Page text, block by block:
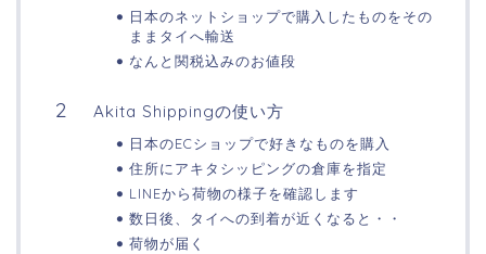
日本のネットショップで購入したものをその
ままタイへ輸送
なんと関税込みのお値段
Akita Shippingの使い方
日本のECショップで好きなものを購入
住所にアキタシッピングの倉庫を指定
LINEから荷物の様子を確認します
数日後、タイへの到着が近くなると・・
荷物が届く